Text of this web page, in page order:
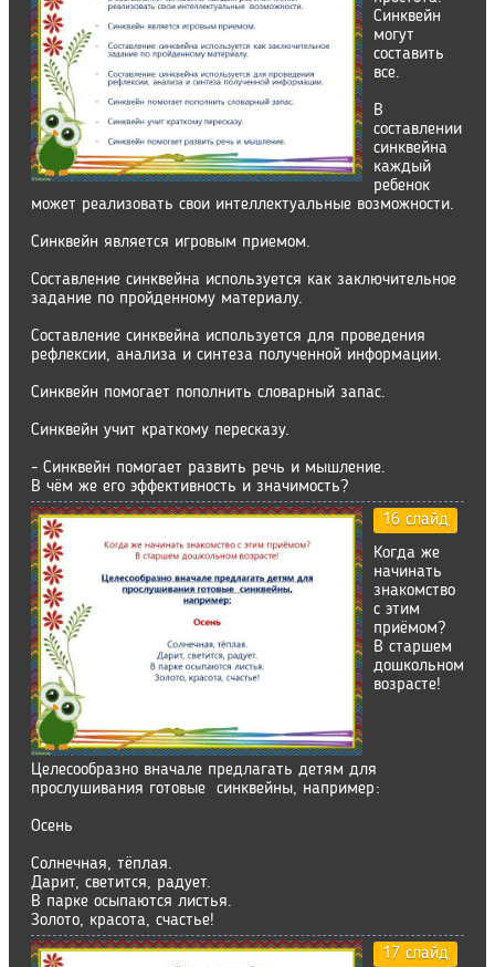
Синквейн
могут
составить
все.
В
составлении
синквейна
каждый
ребенок
может реализовать свои интеллектуальные возможности.
Синквейн является игровым приемом.
Составление синквейна используется как заключительное
задание по пройденному материалу.
Составление синквейна используется для проведения
рефлексии, анализа и синтеза полученной информации.
Синквейн помогает пополнить словарный запас.
Синквейн учит краткому пересказу.
- Синквейн помогает развить речь и мышление.
В чём же его эффективность и значимость?
16 слайд
Когда же
начинать
знакомство
с этим
приёмом?
В старшем
дошкольном
возрасте!
Целесообразно вначале предлагать детям для
прослушивания готовые синквейны, например:
Осень
Солнечная, тёплая.
Дарит, светится, радует.
В парке осыпаются листья.
Золото, красота, счастье!
17 слайд